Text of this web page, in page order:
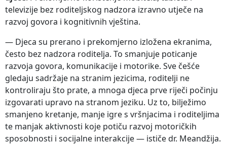
televizije bez roditeljskog nadzora izravno utječe na
razvoj govora i kognitivnih vještina.
— Djeca su prerano i prekomjerno izložena ekranima,
često bez nadzora roditelja. To smanjuje poticanje
razvoja govora, komunikacije i motorike. Sve češće
gledaju sadržaje na stranim jezicima, roditelji ne
kontroliraju što prate, a mnoga djeca prve riječi počinju
izgovarati upravo na stranom jeziku. Uz to, bilježimo
smanjeno kretanje, manje igre s vršnjacima i roditeljima
te manjak aktivnosti koje potiču razvoj motoričkih
sposobnosti i socijalne interakcije — ističe dr. Meandžija.